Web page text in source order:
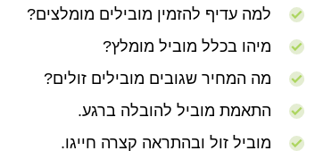
למה עדיף להזמין מובילים מומלצים?
מיהו בכלל מוביל מומלץ?
מה המחיר שגובים מובילים זולים?
התאמת מוביל להובלה ברגע.
מוביל זול ובהתראה קצרה חייגו.